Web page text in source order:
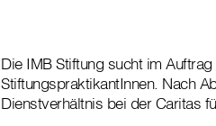
Die IMB Stiftung sucht im
StiftungspraktikantInnen. Nach
Dienstverhältnis bei der Caritas